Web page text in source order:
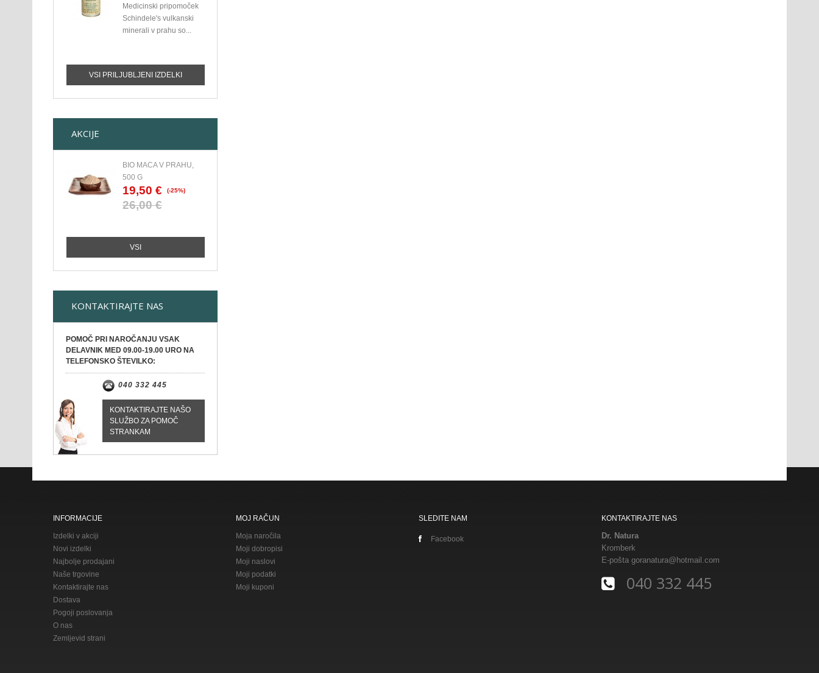
Medicinski pripomoček
Schindele's vulkanski
minerali v prahu so...
VSI PRILJUBLJENI IZDELKI
AKCIJE
BIO MACA V PRAHU,
500 G
19,50 € (-25%)
26,00 €
VSI
KONTAKTIRAJTE NAS
POMOČ PRI NAROČANJU VSAK
DELAVNIK MED 09.00-19.00 URO NA
TELEFONSKO ŠTEVILKO:
040 332 445
KONTAKTIRAJTE NAŠO
SLUŽBO ZA POMOČ
STRANKAM
INFORMACIJE
Izdelki v akciji
Novi izdelki
Najbolje prodajani
Naše trgovine
Kontaktirajte nas
Dostava
Pogoji poslovanja
O nas
Zemljevid strani
MOJ RAČUN
Moja naročila
Moji dobropisi
Moji naslovi
Moji podatki
Moji kuponi
SLEDITE NAM
Facebook
KONTAKTIRAJTE NAS
Dr. Natura
Kromberk
E-pošta goranatura@hotmail.com
040 332 445